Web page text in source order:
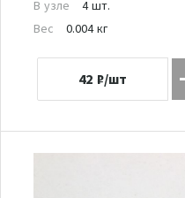
В узле
4 шт.
Вес
0.004 кг
42 ₽/шт